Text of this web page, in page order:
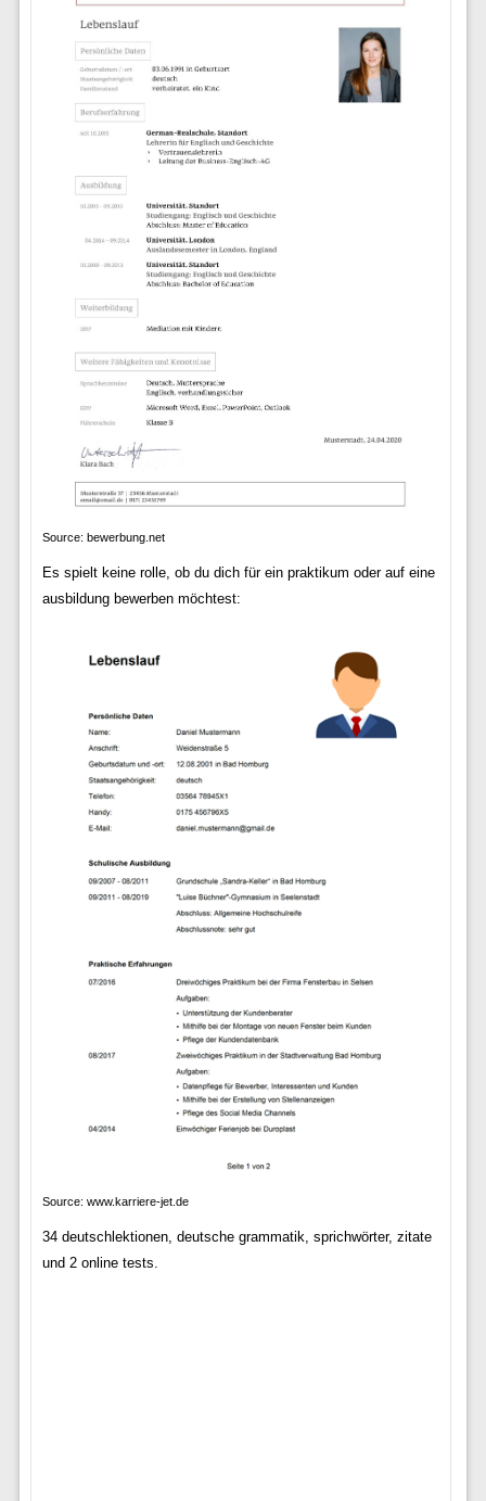
Source: bewerbung.net
Es spielt keine rolle, ob du dich für ein praktikum oder auf eine
ausbildung bewerben möchtest:
Source: www.karriere-jet.de
34 deutschlektionen, deutsche grammatik, sprichwörter, zitate
und 2 online tests.